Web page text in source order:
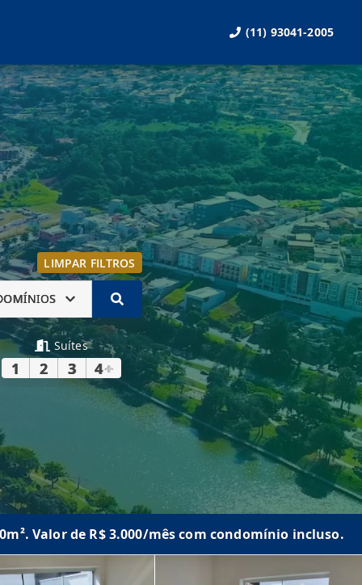
(11) 93041-2005
LIMPAR FILTROS
Suítes
1 2 3 4+
Valor de R$ 3.000/mês com condomínio incluso.